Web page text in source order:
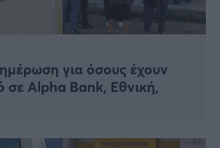
για όσους έχουν
σε Alpha Bank, Εθνική,